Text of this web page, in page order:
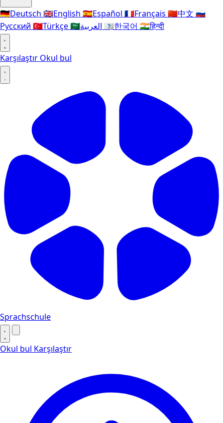
🇩🇪Deutsch 🇬🇧English 🇪🇸Español 🇫🇷Français 🇨🇳中文 🇷🇺
Русский 🇹🇷Türkçe🇸🇦 🇰🇷한국어 🇮🇳हिन्दी
Karşılaştır Okul bul
Sprachschule
Okul bul Karşılaştır